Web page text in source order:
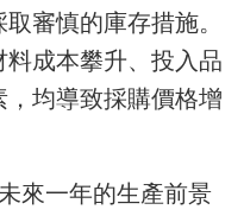
審慎的庫存措施。
成本攀升、投入品
均導致採購價格增
來一年的生產前景